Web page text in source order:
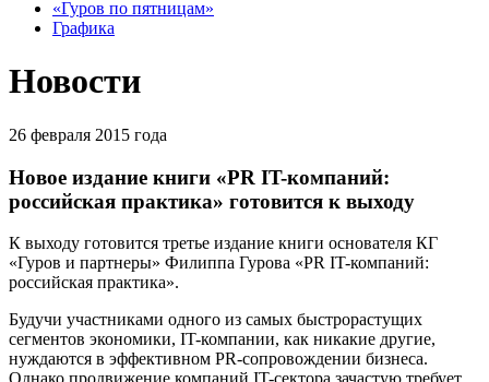
«Гуров по пятницам»
Графика
Новости
26 февраля 2015 года
Новое издание книги «PR IT-компаний:
российская практика» готовится к выходу
К выходу готовится третье издание книги основателя КГ
«Гуров и партнеры» Филиппа Гурова «PR IT-компаний:
российская практика».
Будучи участниками одного из самых быстрорастущих
сегментов экономики, IT-компании, как никакие другие,
нуждаются в эффективном PR-сопровождении бизнеса.